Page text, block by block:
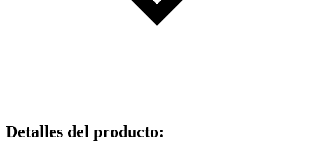
Detalles del producto: